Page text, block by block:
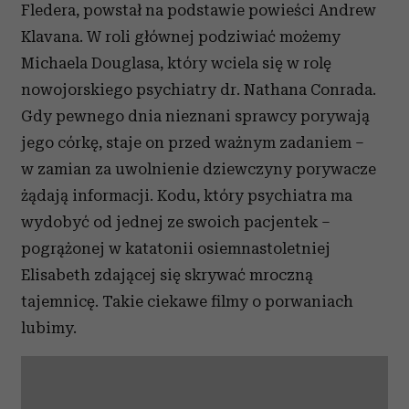
korzystania z ich usług.
Fledera, powstał na podstawie powieści Andrew
Klavana. W roli głównej podziwiać możemy
Michaela Douglasa, który wciela się w rolę
nowojorskiego psychiatry dr. Nathana Conrada.
Gdy pewnego dnia nieznani sprawcy porywają
jego córkę, staje on przed ważnym zadaniem –
w zamian za uwolnienie dziewczyny porywacze
żądają informacji. Kodu, który psychiatra ma
wydobyć od jednej ze swoich pacjentek –
pogrążonej w katatonii osiemnastoletniej
Elisabeth zdającej się skrywać mroczną
tajemnicę. Takie ciekawe filmy o porwaniach
lubimy.